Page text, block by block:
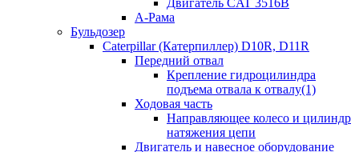
Двигатель CAT 3516B
А-Рама
Бульдозер
Caterpillar (Катерпиллер) D10R, D11R
Передний отвал
Крепление гидроцилиндра
подъема отвала к отвалу(1)
Ходовая часть
Направляющее колесо и цилиндр
натяжения цепи
Двигатель и навесное оборудование